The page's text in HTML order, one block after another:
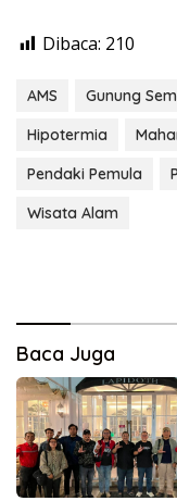
Dibaca: 210
AMS Gunung
Hipotermia
Pendaki Pemula
Wisata Alam
Baca Juga